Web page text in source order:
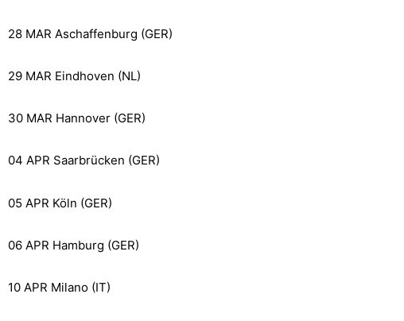
28 MAR Aschaffenburg (GER)
29 MAR Eindhoven (NL)
30 MAR Hannover (GER)
04 APR Saarbrücken (GER)
05 APR Köln (GER)
06 APR Hamburg (GER)
10 APR Milano (IT)